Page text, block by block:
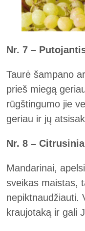
Nr. 7 –
Taurė šampano
prieš miegą
rūgštingumo jie
geriau ir jų
Nr. 8 –
Mandarinai,
sveikas maistas,
nepiktnaudžiauti.
kraujotaką ir gali